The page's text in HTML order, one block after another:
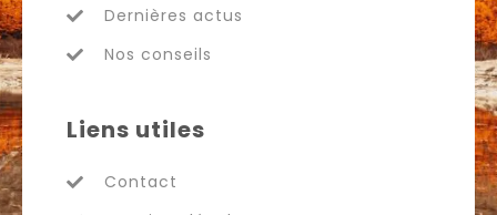
Dernières actus
Nos conseils
Liens utiles
Contact